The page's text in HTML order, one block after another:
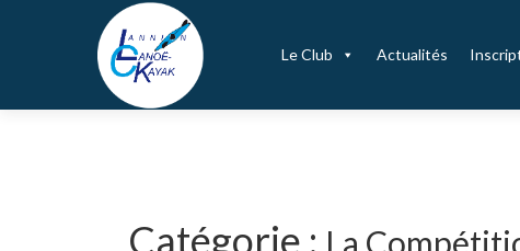
Le Club Actualités
Catégorie : La